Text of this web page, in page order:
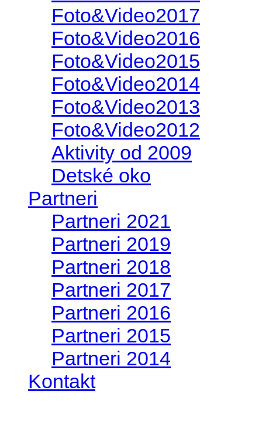
Foto&Video2017
Foto&Video2016
Foto&Video2015
Foto&Video2014
Foto&Video2013
Foto&Video2012
Aktivity od 2009
Detské oko
Partneri
Partneri 2021
Partneri 2019
Partneri 2018
Partneri 2017
Partneri 2016
Partneri 2015
Partneri 2014
Kontakt